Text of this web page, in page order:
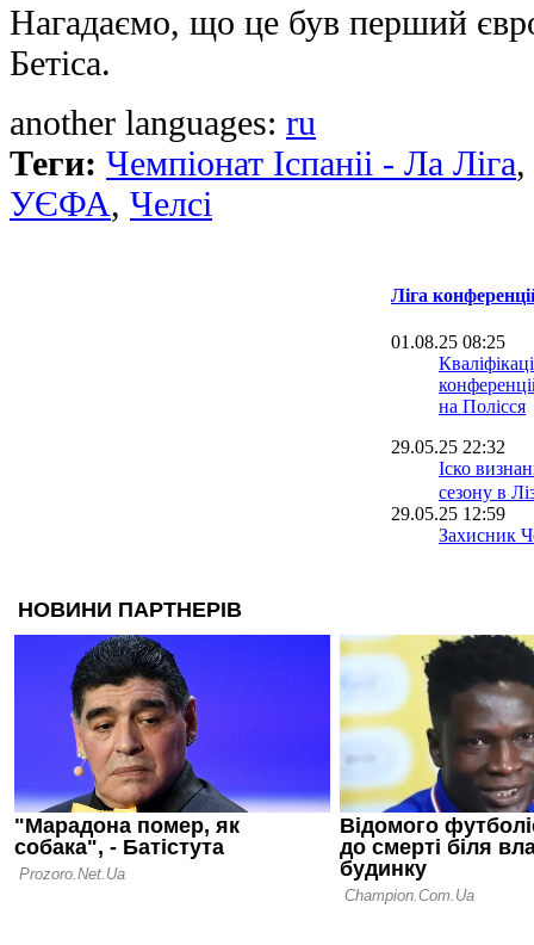
Нагадаємо, що це був перший
Бетіса.
another languages: ru
Теги: Чемпіонат Іспаніі - Ла Ліга,
УЄФА, Челсі
Ліга
01.08.25 08:25
на Полісся
29.05.25 22:32
Іско
сезону в
29.05.25 12:59
Захисник
Позов
29.05.25 09:56
Захисник
будемо в
великих